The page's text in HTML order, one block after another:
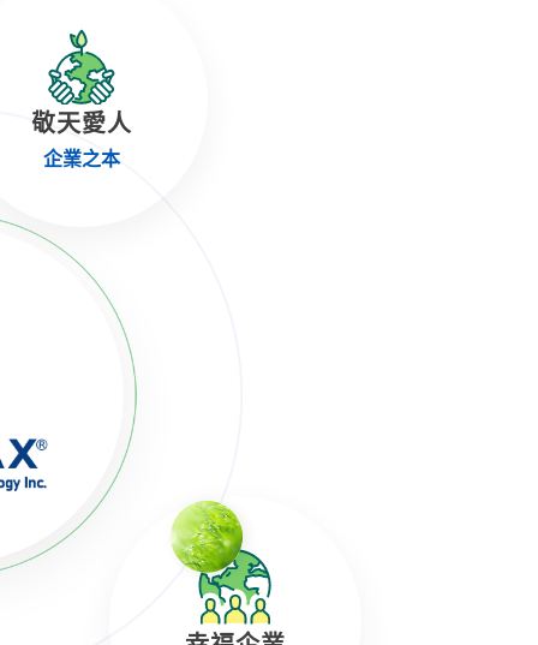
敬天愛人
企業之本